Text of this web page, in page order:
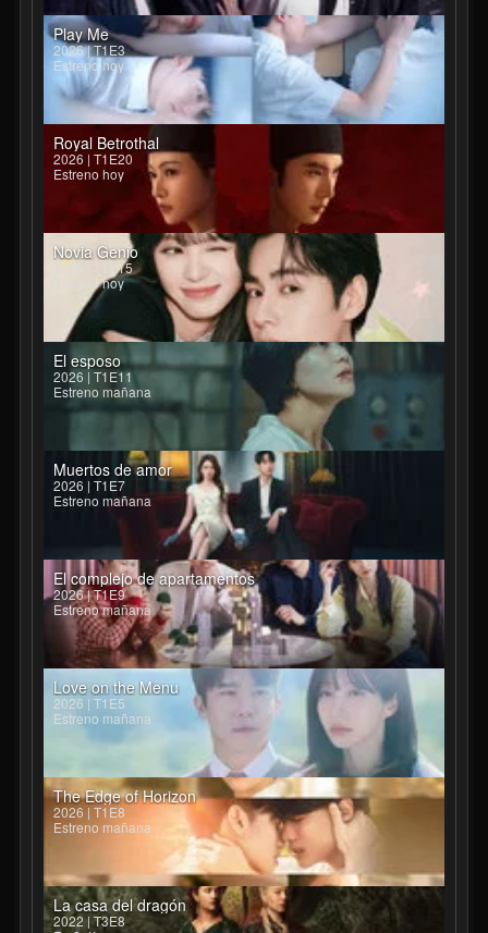
Play Me
2026 | T1E3
Estreno hoy
Royal Betrothal
2026 | T1E20
Estreno hoy
Novia Genio
2026 | T1E15
Estreno hoy
El esposo
2026 | T1E11
Estreno mañana
Muertos de amor
2026 | T1E7
Estreno mañana
El complejo de apartamentos
2026 | T1E9
Estreno mañana
Love on the Menu
2026 | T1E5
Estreno mañana
The Edge of Horizon
2026 | T1E8
Estreno mañana
La casa del dragón
2022 | T3E8